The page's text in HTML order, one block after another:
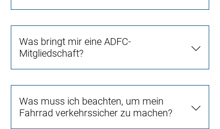
Was bringt mir eine ADFC-
Mitgliedschaft?
Was muss ich beachten, um mein
Fahrrad verkehrssicher zu machen?